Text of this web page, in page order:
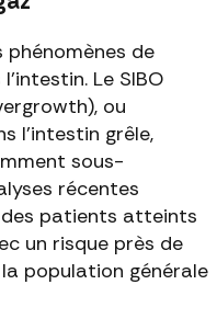
phénomènes de
Le SIBO
ou
l'intestin grêle,
sous-
récentes
patients atteints
un risque près de
population générale